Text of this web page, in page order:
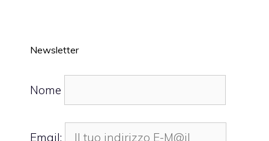
Newsletter
Nome
Email: